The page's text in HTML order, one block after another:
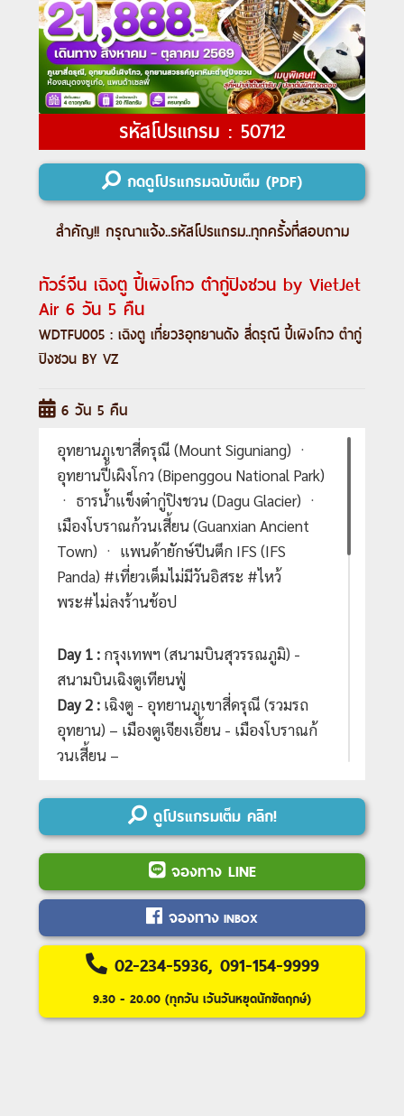
รหัสโปรแกรม : 50712
กดดูโปรแกรมฉบับเต็ม (PDF)
สำคัญ!! กรุณาแจ้ง..รหัสโปรแกรม..ทุกครั้งที่สอบถาม
ทัวร์จีน เฉิงตู ปี้เผิงโกว ต๋ากู่ปิงชวน by VietJet
Air 6 วัน 5 คืน
WDTFU005 : เฉิงตู เที่ยว3อุทยานดัง สี่ดรุณี ปี้เผิงโกว ตำกู่
ปิงชวน BY VZ
6 วัน 5 คืน
อุทยานภูเขาสี่ดรุณี (Mount Siguniang) ㆍ
อุทยานปี้เผิงโกว (Bipenggou National Park)
ㆍ ธารน้ำแข็งต๋ากู่ปิงชวน (Dagu Glacier) ㆍ
เมืองโบราณก้วนเสี้ยน (Guanxian Ancient
Town) ㆍ แพนด้ายักษ์ปีนตึก IFS (IFS
Panda) #เที่ยวเต็มไม่มีวันอิสระ #ไหว้
พระ#ไม่ลงร้านช้อป
Day 1 : กรุงเทพฯ (สนามบินสุวรรณภูมิ) -
สนามบินเฉิงตูเทียนฟู่
Day 2 : เฉิงตู - อุทยานภูเขาสี่ดรุณี (รวมรถ
อุทยาน) – เมืองตูเจียงเอี้ยน - เมืองโบราณก้
วนเสี้ยน –
Day 3 :เมืองตูเจียงเอี้ยน -เมืองหลี่เสี้ยน -
อุทยานปี้เผิงโกว (รวมรถอุทยาน) – ทะเลสาบ
ราชามังกร ทะเลสาบปันหยาง –น้ำตกไป่หลง
- เมืองเม่าเซี่ยน
Day 4 :เมืองเม่าเซี่ยน – อุทยานสวรรค์ภูผา
หิมะการ์เซีย (รวมรถอุทยาน) - นั่งกระเช้าต๋ากู่
– จัตุรัสหยางเทียนหวู่+รูปปั้นแพนด้าเซลฟี่
ดูโปรแกรมเต็ม คลิก!
จองทาง LINE
จองทาง INBOX
02-234-5936, 091-154-9999
9.30 - 20.00 (ทุกวัน เว้นวันหยุดนักขัตฤกษ์)